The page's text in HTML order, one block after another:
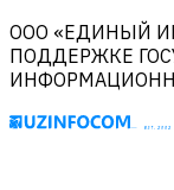
ООО «ЕДИНЫЙ
ПОДДЕРЖКЕ